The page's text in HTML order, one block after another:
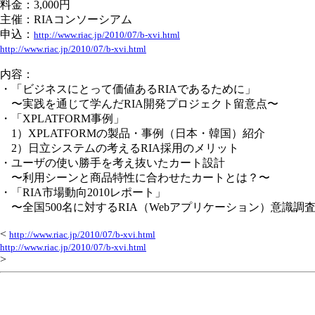
料金：3,000円
主催：RIAコンソーシアム
申込： http://www.riac.jp/2010/07/b-xvi.html
http://www.riac.jp/2010/07/b-xvi.html
内容：
・「ビジネスにとって価値あるRIAであるために」
〜実践を通じて学んだRIA開発プロジェクト留意点〜
・「XPLATFORM事例」
1）XPLATFORMの製品・事例（日本・韓国）紹介
2）日立システムの考えるRIA採用のメリット
・ユーザの使い勝手を考え抜いたカート設計
〜利用シーンと商品特性に合わせたカートとは？〜
・「RIA市場動向2010レポート」
〜全国500名に対するRIA（Webアプリケーション）意識調
< http://www.riac.jp/2010/07/b-xvi.html
http://www.riac.jp/2010/07/b-xvi.html
>